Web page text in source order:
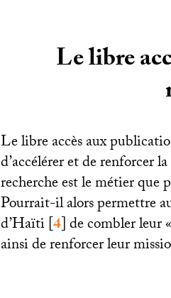
Le libre
Le libre accès aux
d’accélérer et de renforcer
recherche est le métier que
Pourrait-il alors permettre
d’Haïti[4]de combler leur «
ainsi de renforcer leur